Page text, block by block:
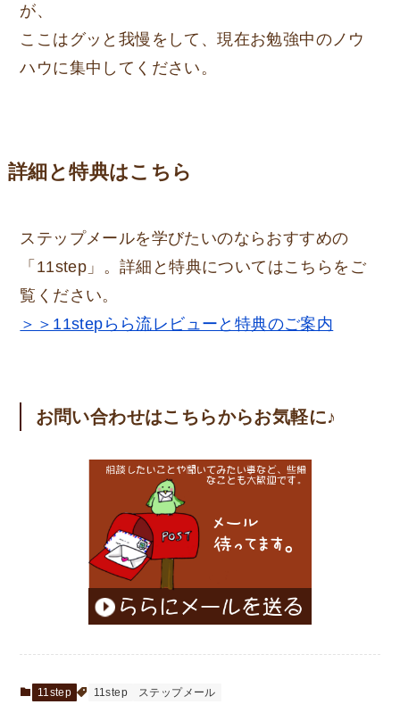
が、
ここはグッと我慢をして、現在お勉強中のノウ
ハウに集中してください。
詳細と特典はこちら
ステップメールを学びたいのならおすすめの
「11step」。詳細と特典についてはこちらをご
覧ください。
＞＞11stepらら流レビューと特典のご案内
お問い合わせはこちらからお気軽に♪
11step 11step ステップメール